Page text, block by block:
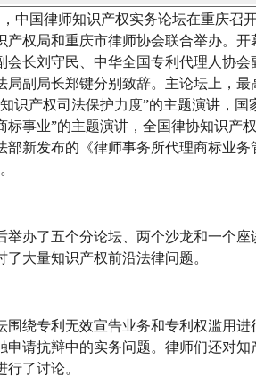
，中国律师知识产权实务论坛在重庆召
产权局和重庆市律师协会联合举办。
会长刘守民、中华全国专利代理人协
局副局长郑键分别致辞。主论坛上，
识产权司法保护力度”的主题演讲，
标事业”的主题演讲，全国律协知识产
部新发布的《律师事务所代理商标业
办了五个分论坛、两个沙龙和一个座
了大量知识产权前沿法律问题。
绕专利无效宣告业务和专利权滥用进
申请抗辩中的实务问题。律师们还对
了讨论。